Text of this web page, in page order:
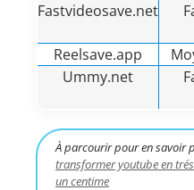
Fastvideosave.net
Reelsave.app
Ummy.net
À parcourir pour en savoir
transformer youtube en
un centime